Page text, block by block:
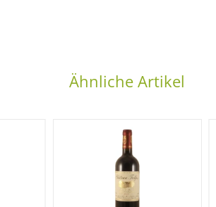
Ähnliche Artikel